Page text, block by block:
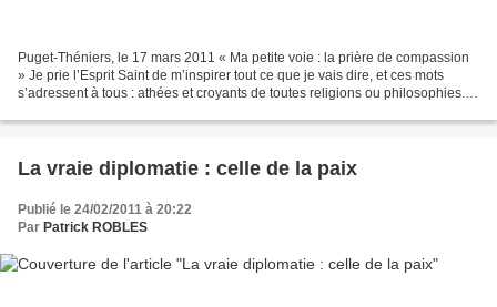
Puget-Théniers, le 17 mars 2011 « Ma petite voie : la prière de compassion
» Je prie l’Esprit Saint de m’inspirer tout ce que je vais dire, et ces mots
s’adressent à tous : athées et croyants de toutes religions ou philosophies.
La vraie diplomatie : celle de la paix
Publié le 24/02/2011 à 20:22
Par Patrick ROBLES